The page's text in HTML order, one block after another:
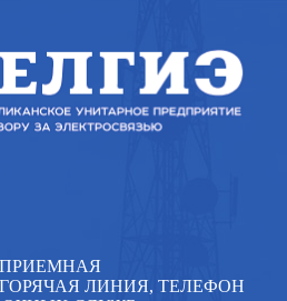
- ПРИЕМНАЯ
- ГОРЯЧАЯ ЛИНИЯ, ТЕЛЕФОН